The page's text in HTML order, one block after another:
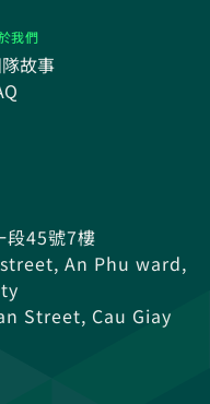
我們
故事
段45號7樓
An Phu ward,
Street, Cau Giay